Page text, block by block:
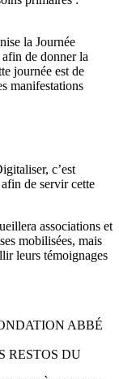
la Journée
de donner la
journée est de
manifestations
c’est
de servir cette
associations et
mobilisées, mais
leurs témoignages
ABBÉ
RESTOS DU